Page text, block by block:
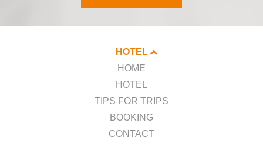
HOTEL
HOME
HOTEL
TIPS FOR TRIPS
BOOKING
CONTACT